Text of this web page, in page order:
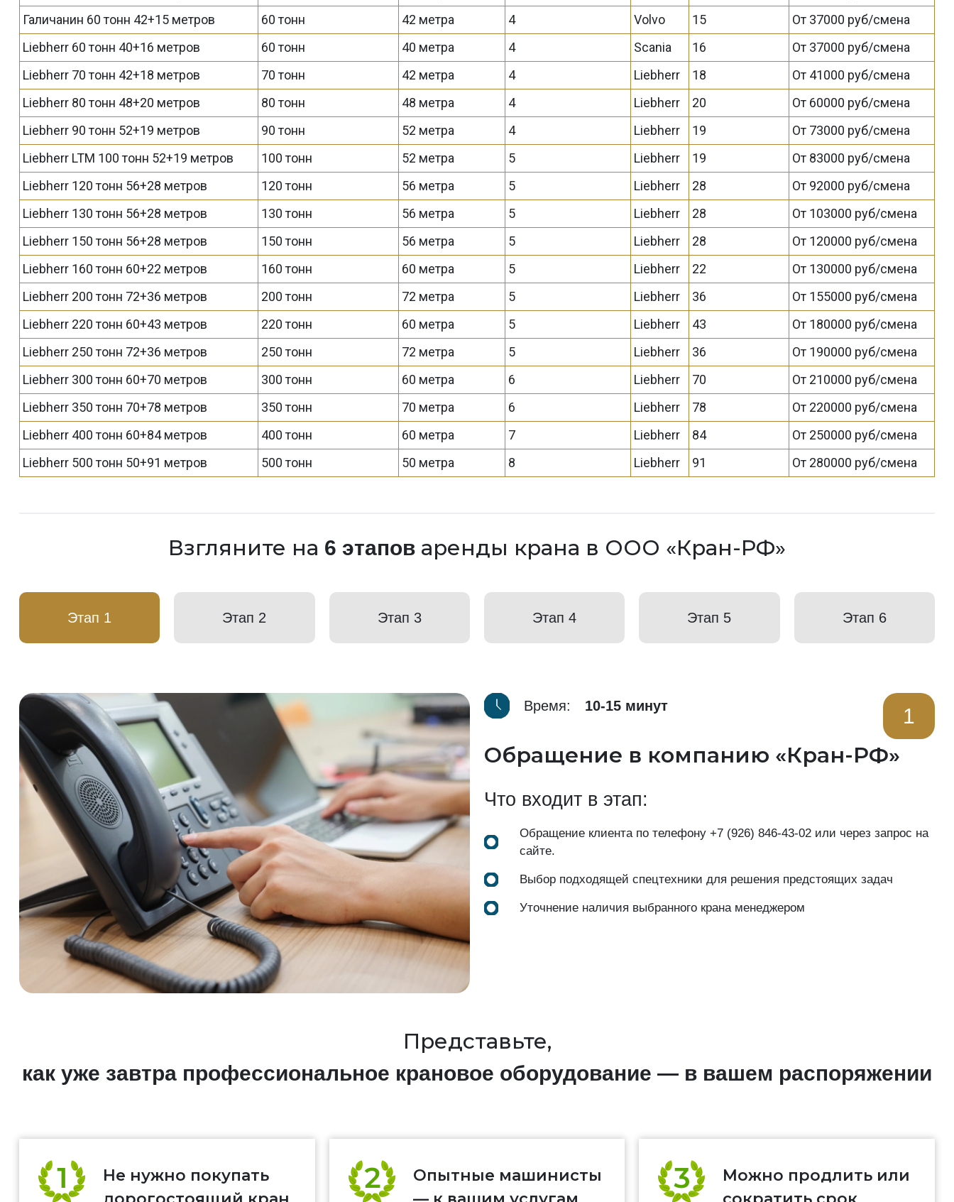
Галичанин 60 тонн 42+15 метров
60 тонн 42 метра 4 Volvo 15
От 37000 руб/смена
Liebherr 60 тонн 40+16 метров
60 тонн 40 метра 4 Scania 16
От 37000 руб/смена
Liebherr 70 тонн 42+18 метров
70 тонн 42 метра 4 Liebherr 18
От 41000 руб/смена
Liebherr 80 тонн 48+20 метров
80 тонн 48 метра 4 Liebherr 20
От 60000 руб/смена
Liebherr 90 тонн 52+19 метров
90 тонн 52 метра 4 Liebherr 19
От 73000 руб/смена
Liebherr LTM 100 тонн 52+19 метров
100 тонн 52 метра 5 Liebherr 19
От 83000 руб/смена
Liebherr 120 тонн 56+28 метров
120 тонн 56 метра 5 Liebherr 28
От 92000 руб/смена
Liebherr 130 тонн 56+28 метров
130 тонн 56 метра 5 Liebherr 28
От 103000 руб/смена
Liebherr 150 тонн 56+28 метров
150 тонн 56 метра 5 Liebherr 28
От 120000 руб/смена
Liebherr 160 тонн 60+22 метров
160 тонн 60 метра 5 Liebherr 22
От 130000 руб/смена
Liebherr 200 тонн 72+36 метров
200 тонн 72 метра 5 Liebherr 36
От 155000 руб/смена
Liebherr 220 тонн 60+43 метров
220 тонн 60 метра 5 Liebherr 43
От 180000 руб/смена
Liebherr 250 тонн 72+36 метров
250 тонн 72 метра 5 Liebherr 36
От 190000 руб/смена
Liebherr 300 тонн 60+70 метров
300 тонн 60 метра 6 Liebherr 70
От 210000 руб/смена
Liebherr 350 тонн 70+78 метров
350 тонн 70 метра 6 Liebherr 78
От 220000 руб/смена
Liebherr 400 тонн 60+84 метров
400 тонн 60 метра 7 Liebherr 84
От 250000 руб/смена
Liebherr 500 тонн 50+91 метров
500 тонн 50 метра 8 Liebherr 91 От 280000 руб/смена
Взгляните на 6 этапов аренды крана в ООО «Кран-РФ»
Этап 1 Этап 2 Этап 3 Этап 4 Этап 5 Этап 6
Время: 10-15 минут 1
Обращение в компанию «Кран-РФ»
Что входит в этап:
Обращение клиента по телефону +7 (926) 846-43-02 или через запрос на
сайте.
Выбор подходящей спецтехники для решения предстоящих задач
Уточнение наличия выбранного крана менеджером
Представьте,
как уже завтра профессиональное крановое оборудование — в вашем распоряжении
Не нужно покупать
Опытные машинисты
Можно продлить или